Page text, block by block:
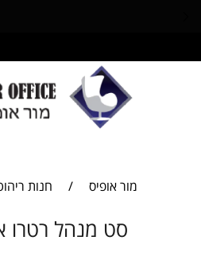
מור אופיס / חנות
סט מנהל רטרו